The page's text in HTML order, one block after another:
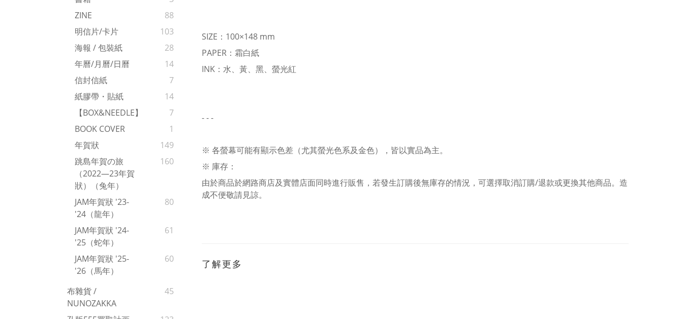
ZINE
88
明信片/卡片
103
海報 / 包裝紙
28
年曆/月曆/日曆
14
信封信紙
7
紙膠帶・貼紙
14
【BOX&NEEDLE】
7
BOOK COVER
1
年賀狀
149
跳島年賀の旅
（2022—23年賀
狀）（兔年）
160
JAM年賀狀 '23-
'24（龍年）
80
JAM年賀狀 '24-
'25（蛇年）
61
JAM年賀狀 '25-
'26（馬年）
60
布雜貨 /
NUNOZAKKA
45
SIZE：100×148 mm
PAPER：霜白紙
INK：水、黃、黑、螢光紅
- - -
※ 各螢幕可能有顯示色差（尤其螢光色系及金色），皆以實品為主。
※ 庫存：
由於商品於網路商店及實體店面同時進行販售，若發生訂購後無庫存的情況，可選擇取消訂購/退款或更換其他商品。造
成不便敬請見諒。
了解更多